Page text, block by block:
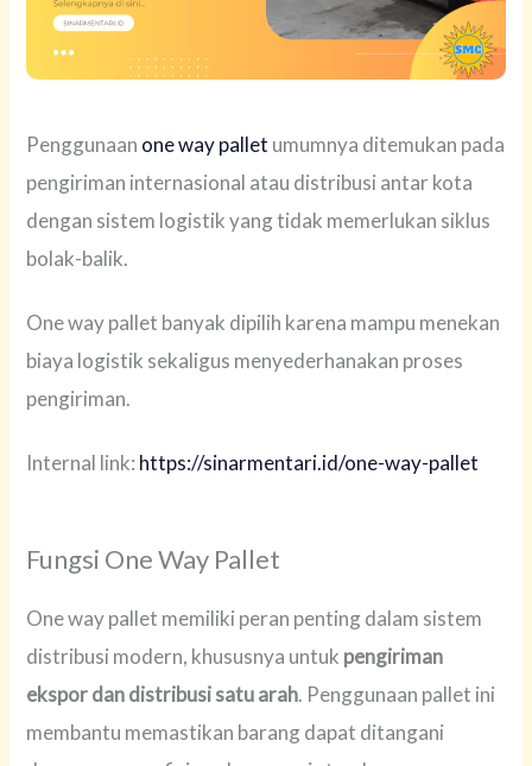
Penggunaan one way pallet umumnya ditemukan pada
pengiriman internasional atau distribusi antar kota
dengan sistem logistik yang tidak memerlukan siklus
bolak-balik.
One way pallet banyak dipilih karena mampu menekan
biaya logistik sekaligus menyederhanakan proses
pengiriman.
Internal link: https://sinarmentari.id/one-way-pallet
Fungsi One Way Pallet
One way pallet memiliki peran penting dalam sistem
distribusi modern, khususnya untuk pengiriman
ekspor dan distribusi satu arah. Penggunaan pallet ini
membantu memastikan barang dapat ditangani